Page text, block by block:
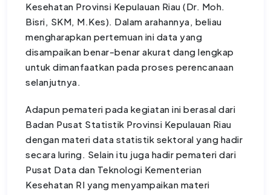
Kesehatan Provinsi Kepulauan Riau (Dr. Moh.
Bisri, SKM, M.Kes). Dalam arahannya, beliau
mengharapkan pertemuan ini data yang
disampaikan benar-benar akurat dang lengkap
untuk dimanfaatkan pada proses perencanaan
selanjutnya.
Adapun pemateri pada kegiatan ini berasal dari
Badan Pusat Statistik Provinsi Kepulauan Riau
dengan materi data statistik sektoral yang hadir
secara luring. Selain itu juga hadir pemateri dari
Pusat Data dan Teknologi Kementerian
Kesehatan RI yang menyampaikan materi